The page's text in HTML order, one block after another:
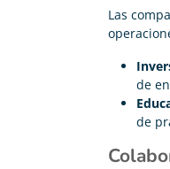
Las
de
de